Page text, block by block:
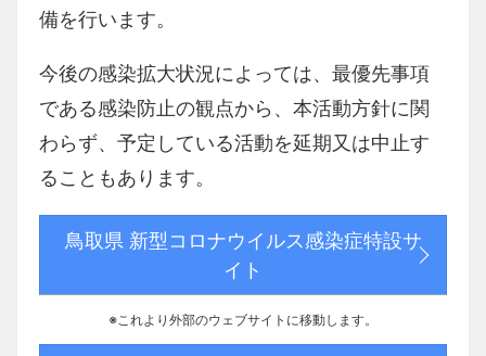
備を行います。
今後の感染拡大状況によっては、最優先事項
である感染防止の観点から、本活動方針に関
わらず、予定している活動を延期又は中止す
ることもあります。
鳥取県 新型コロナウイルス感染症特設サ
イト
※これより外部のウェブサイトに移動します。